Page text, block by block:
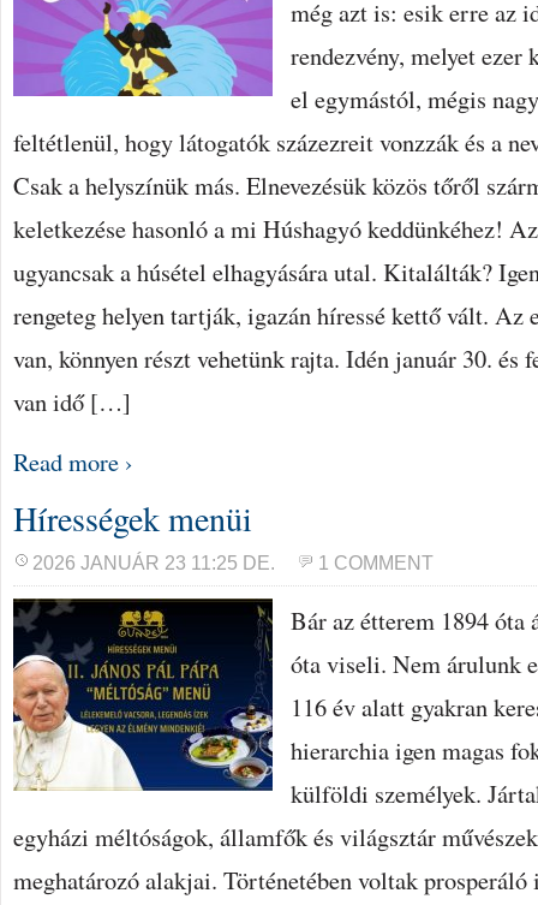
még azt is: esik erre az
rendezvény, melyet
el egymástól, mégis
feltétlenül, hogy látogatók százezreit vonzzák és a
Csak a helyszínük más. Elnevezésük közös tőről
keletkezése hasonló a mi Húshagyó keddünkéhez!
ugyancsak a húsétel elhagyására utal. Kitalálták?
rengeteg helyen tartják, igazán híressé kettő vált. Az
van, könnyen részt vehetünk rajta. Idén január 30. és
van idő […]
Read more ›
Hírességek menüi
2026 JANUÁR 23 11:25 DE. 1 COMMENT
Bár az étterem 1894 óta
óta viseli. Nem árulunk
116 év alatt gyakran
hierarchia igen magas
külföldi személyek.
egyházi méltóságok, államfők és világsztár
meghatározó alakjai. Történetében voltak prosperáló